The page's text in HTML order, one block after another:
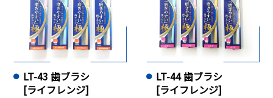
LT-43 歯ブラシ
[ライフレンジ]
LT-44 歯ブラシ
[ライフレンジ]